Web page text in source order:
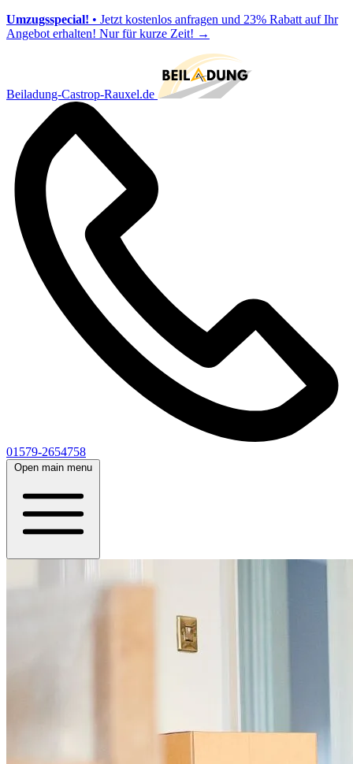
Umzugsspecial! • Jetzt kostenlos anfragen und 23% Rabatt auf Ihr
Angebot erhalten! Nur für kurze Zeit! →
Beiladung-Castrop-Rauxel.de
01579-2654758
Open main menu